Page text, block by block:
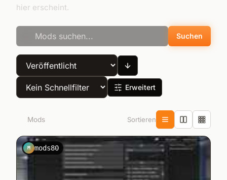
hier erscheint.
Suchen
Erweitert
Mods Sortieren
M mods80